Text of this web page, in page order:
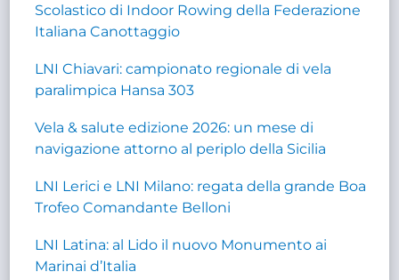
Scolastico di Indoor Rowing della Federazione
Italiana Canottaggio
LNI Chiavari: campionato regionale di vela
paralimpica Hansa 303
Vela & salute edizione 2026: un mese di
navigazione attorno al periplo della Sicilia
LNI Lerici e LNI Milano: regata della grande Boa
Trofeo Comandante Belloni
LNI Latina: al Lido il nuovo Monumento ai
Marinai d’Italia